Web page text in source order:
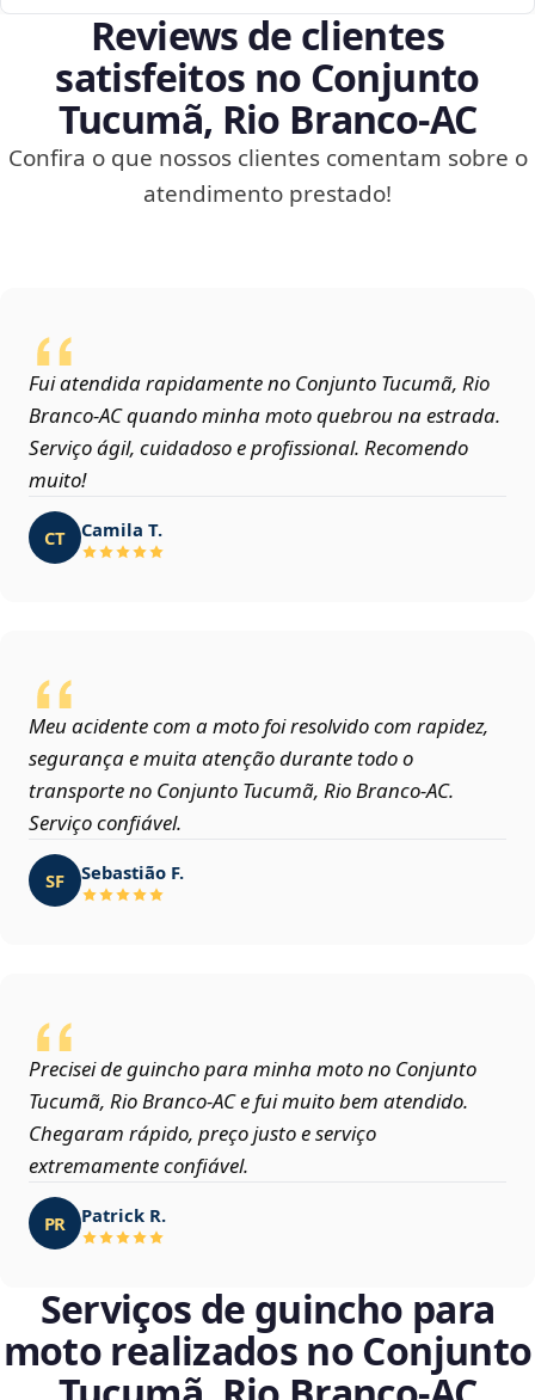
Reviews de clientes
satisfeitos no Conjunto
Tucumã, Rio Branco‑AC
Confira o que nossos clientes comentam sobre o
atendimento prestado!
Fui atendida rapidamente no Conjunto Tucumã, Rio
Branco‑AC quando minha moto quebrou na estrada.
Serviço ágil, cuidadoso e profissional. Recomendo
muito!
CT Camila T.
Meu acidente com a moto foi resolvido com rapidez,
segurança e muita atenção durante todo o
transporte no Conjunto Tucumã, Rio Branco‑AC.
Serviço confiável.
SF Sebastião F.
Precisei de guincho para minha moto no Conjunto
Tucumã, Rio Branco‑AC e fui muito bem atendido.
Chegaram rápido, preço justo e serviço
extremamente confiável.
PR Patrick R.
Serviços de guincho para
moto realizados no Conjunto